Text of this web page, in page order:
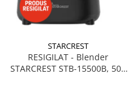
STARCREST
RESIGILAT - Blender
STARCREST STB-15500B, 500